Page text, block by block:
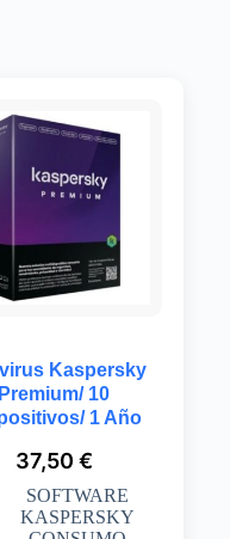
Kaspersky
Premium/ 10
1 Año
37,50 €
SOFTWARE
KASPERSKY